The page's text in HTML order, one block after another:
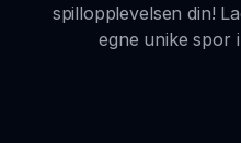
spillopplevelsen din!
egne unike spor